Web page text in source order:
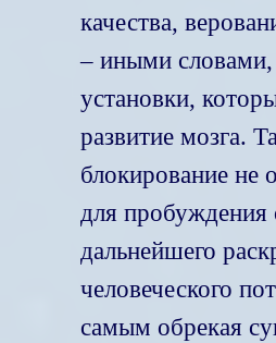
качества,
– иными словами,
установки,
развитие мозга.
блокирование не
для пробуждения
дальнейшего
человеческого
самым обрекая